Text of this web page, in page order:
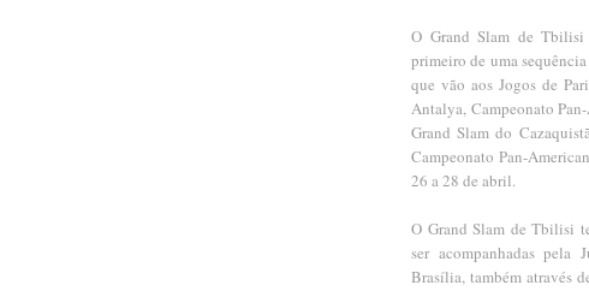
O Grand Slam de
primeiro de uma
que vão aos Jogos de
Antalya, Campeonato
Grand Slam do
Campeonato Pan-
26 a 28 de abril.
O Grand Slam de Tbilisi
ser acompanhadas pela
Brasília, também através